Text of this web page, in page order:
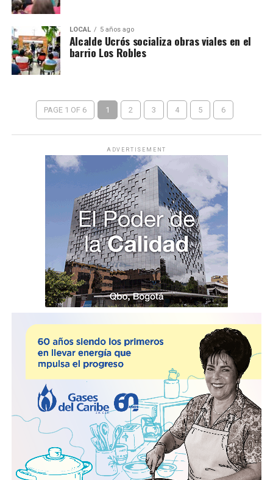
LOCAL 5 años ago
Alcalde Ucrós socializa obras viales en el
barrio Los Robles
PAGE 1 OF 6 1 2 3 4 5 6
ADVERTISEMENT